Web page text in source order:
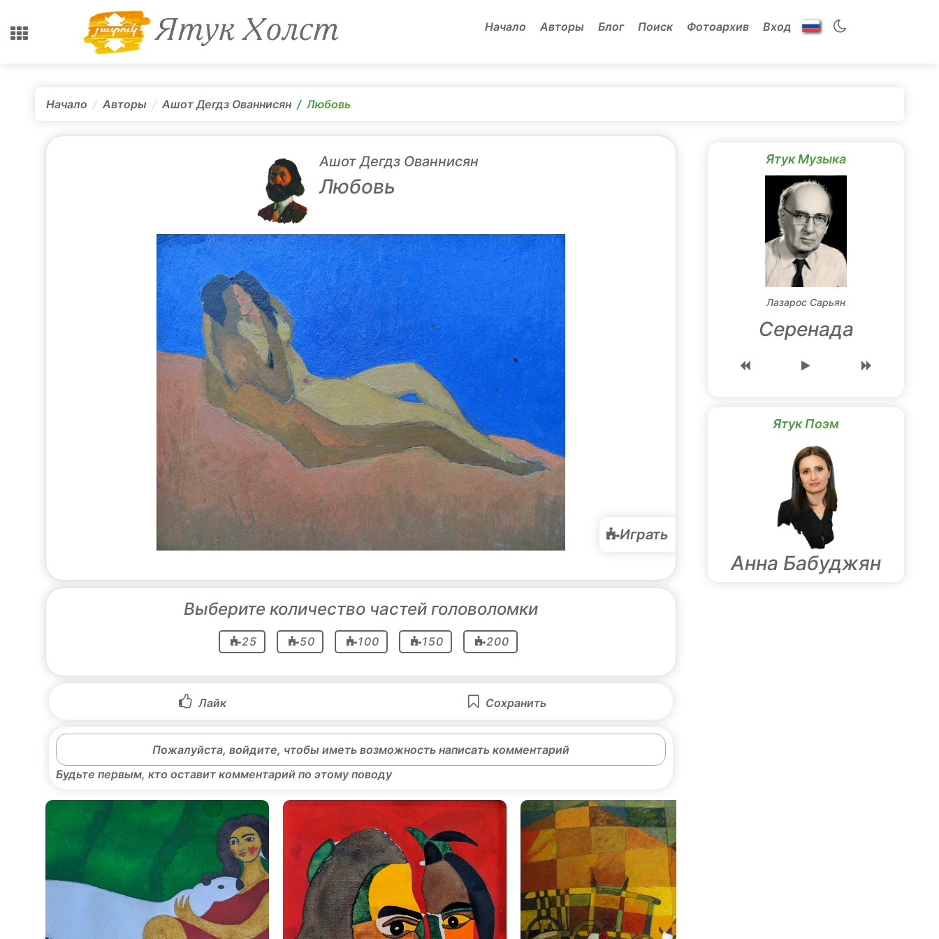
Начало Авторы Блог Поиск Фотоархив Вход
Начало Авторы Ашот Дегдз Ованнисян Любовь
Ашот Дегдз Ованнисян
Любовь
Играть
Выберите количество частей головоломки
25 50 100 150 200
Лайк Сохранить
Пожалуйста, войдите, чтобы иметь возможность написать комментарий
Будьте первым, кто оставит комментарий по этому поводу
Ятук Музыка
Лазарос Сарьян
Серенада
Ятук Поэм
Анна Бабуджян